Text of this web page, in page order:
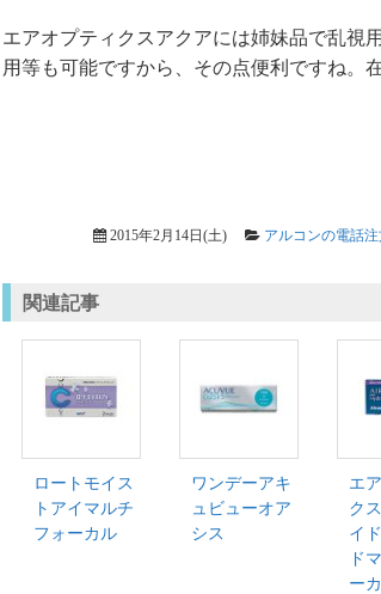
エアオプティクスアクアには姉妹品で乱視
用等も可能ですから、その点便利ですね。
2015年2月14日(土)
アルコンの電話注
関連記事
ロートモイス
トアイマルチ
フォーカル
ワンデーアキ
ュビューオア
シス
エ
ク
イ
ド
ー